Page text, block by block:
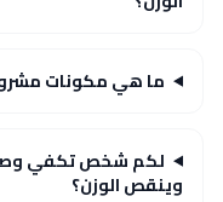
ما هي مكونات
لكم شخص تكفي
وينقص الوزن؟